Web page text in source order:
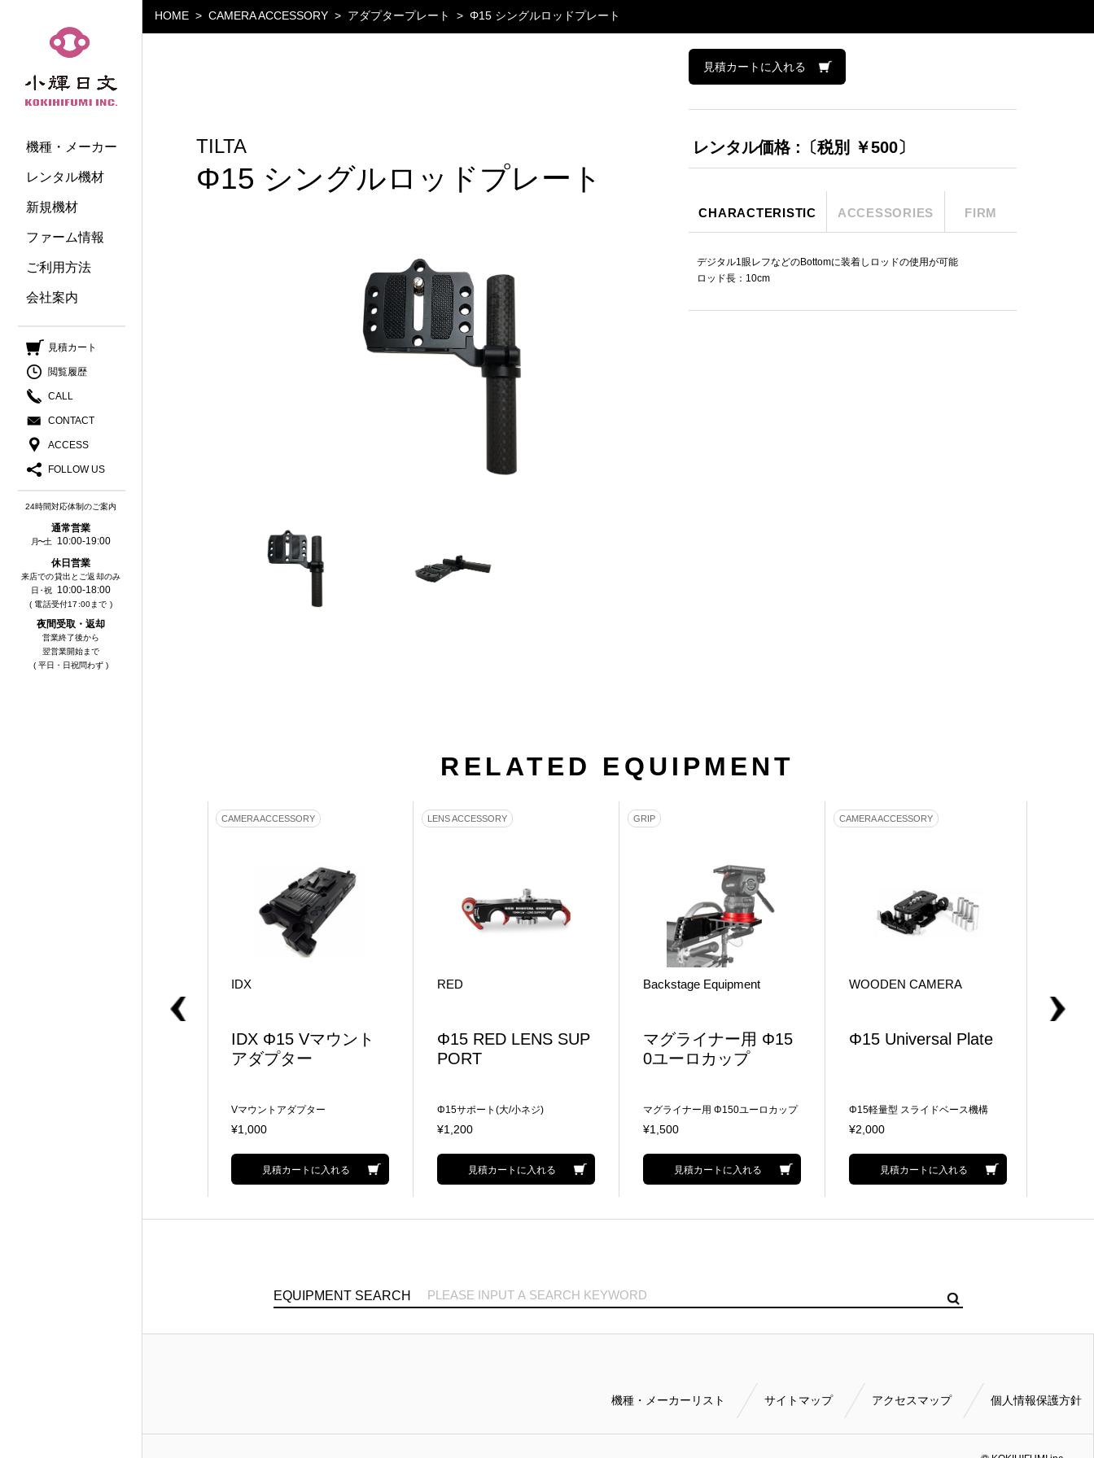
小輝日文
機種・メーカー
レンタル機材
新規機材
ファーム情報
ご利用方法
会社案内
24時間対応体制のご案内
通常営業
月〜土
10:00-19:00
休⽇営業
来店での貸出とご返却のみ
⽇・祝
10:00-18:00
( 電話受付17:00まで )
夜間受取・返却
営業終了後から
翌営業開始まで
( 平日・日祝問わず )
見積カート
閲覧履歴
CALL
CONTACT
ACCESS
FOLLOW US
HOME CAMERA ACCESSORY アダプタープレート Φ15 シングルロッドプレート
TILTA
Φ15 シングルロッドプレート
見積カートに入れる
レンタル価格 :〔税別 ￥500〕
CHARACTERISTIC ACCESSORIES FIRM
デジタル1眼レフなどのBottomに装着しロッドの使用が可能
ロッド長：10cm
RELATED EQUIPMENT
CAMERA ACCESSORY
IDX
IDX Φ15 Vマウント
アダプター
Vマウントアダプター
¥1,000
見積カートに入れる
LENS ACCESSORY
RED
Φ15 RED LENS SUP
PORT
Φ15サポート(大/小ネジ)
¥1,200
見積カートに入れる
GRIP
Backstage Equipment
マグライナー用 Φ15
0ユーロカップ
マグライナー用 Φ150ユーロカップ
¥1,500
見積カートに入れる
CAMERA ACCESSORY
WOODEN CAMERA
Φ15 Universal Plate
Φ15軽量型 スライドベース機構
¥2,000
見積カートに入れる
EQUIPMENT SEARCH
機種・メーカーリスト サイトマップ アクセスマップ 個人情報保護方針